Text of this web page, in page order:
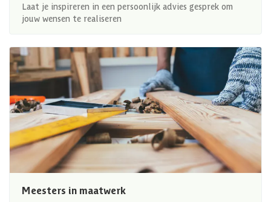
Laat je inspireren in een persoonlijk advies gesprek om
jouw wensen te realiseren
Meesters in maatwerk